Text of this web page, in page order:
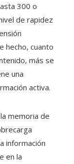
300 o
de rapidez
hecho, cuanto
más se
una
activa.
memoria de
información
en la